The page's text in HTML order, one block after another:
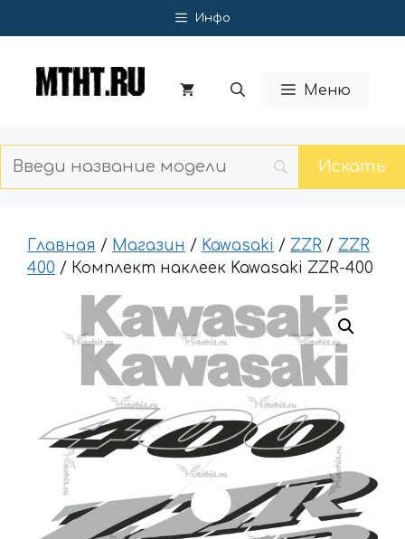
к
Инфо
Меню
Главная / Магазин / Kawasaki / ZZR / ZZR
400 / Комплект наклеек Kawasaki ZZR-400